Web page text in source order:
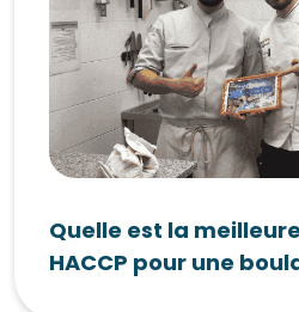
Quelle est la
HACCP pour une